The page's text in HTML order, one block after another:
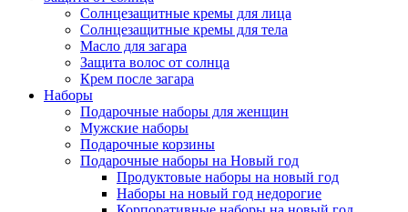
Солнцезащитные кремы для лица
Солнцезащитные кремы для тела
Масло для загара
Защита волос от солнца
Крем после загара
Наборы
Подарочные наборы для женщин
Мужские наборы
Подарочные корзины
Подарочные наборы на Новый год
Продуктовые наборы на новый год
Наборы на новый год недорогие